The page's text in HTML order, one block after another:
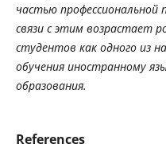
частью профессиональной
связи с этим возрастает
студентов как одного из
обучения иностранному
образования.
References